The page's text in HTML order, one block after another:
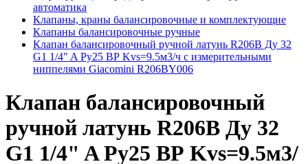
автоматика
Клапаны, краны балансировочные и комплектующие
Клапаны балансировочные ручные
Клапан балансировочный ручной латунь R206B Ду 32
G1 1/4" A Ру25 ВР Kvs=9.5м3/ч с измерительными
ниппелями Giacomini R206BY006
Клапан балансировочный
ручной латунь R206B Ду 32
G1 1/4" A Ру25 ВР Kvs=9.5м3/